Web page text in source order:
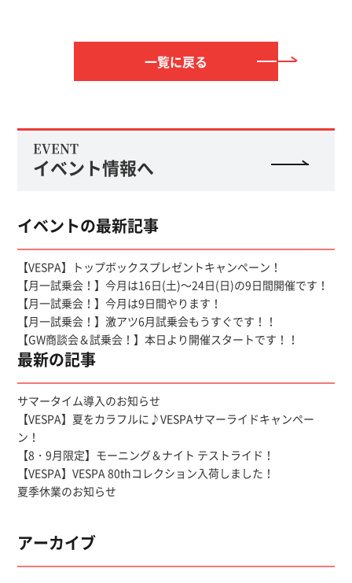
一覧に戻る
EVENT
イベント情報へ
イベントの最新記事
【VESPA】トップボックスプレゼントキャンペーン！
【月一試乗会！】今月は16日(土)～24日(日)の9日間開催です！
【月一試乗会！】今月は9日間やります！
【月一試乗会！】激アツ6月試乗会もうすぐです！！
【GW商談会＆試乗会！】本日より開催スタートです！！
最新の記事
サマータイム導入のお知らせ
【VESPA】夏をカラフルに♪VESPAサマーライドキャンペー
ン！
【8・9月限定】モーニング＆ナイト テストライド！
【VESPA】VESPA 80thコレクション入荷しました！
夏季休業のお知らせ
アーカイブ